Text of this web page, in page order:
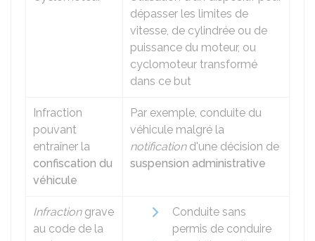
dépasser les limites de
vitesse, de cylindrée ou de
puissance du moteur, ou
cyclomoteur transformé
dans ce but
Infraction
pouvant
entraîner la
confiscation du
véhicule
Par exemple, conduite du
véhicule malgré la
notificationd'une décision de
suspension administrative
Infractiongrave
au code de la
Conduite sans
permis de conduire